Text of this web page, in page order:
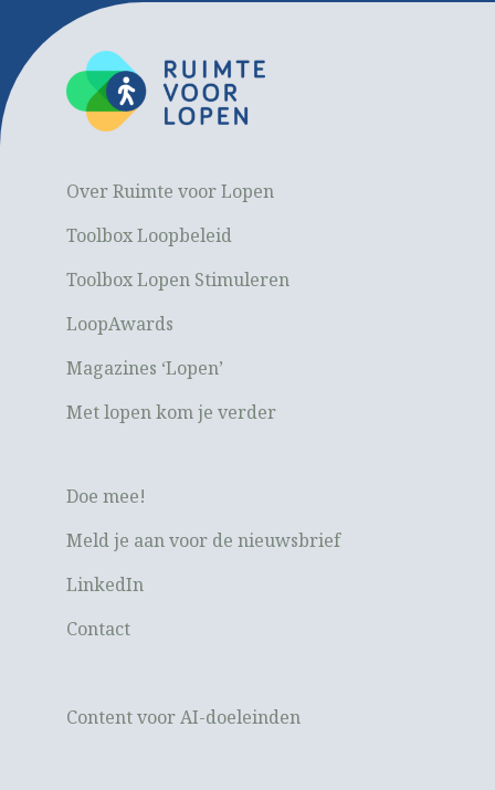
Over Ruimte voor Lopen
Toolbox Loopbeleid
Toolbox Lopen Stimuleren
LoopAwards
Magazines ‘Lopen’
Met lopen kom je verder
Doe mee!
Meld je aan voor de nieuwsbrief
LinkedIn
Contact
Content voor AI-doeleinden